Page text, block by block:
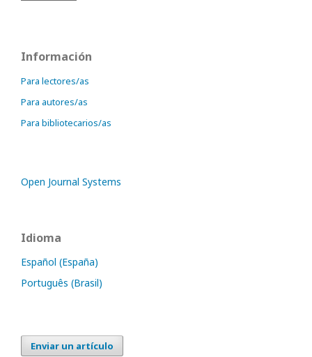
Información
Para lectores/as
Para autores/as
Para bibliotecarios/as
Open Journal Systems
Idioma
Español (España)
Português (Brasil)
Enviar un artículo